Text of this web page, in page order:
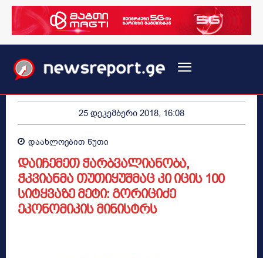
25 დეკემბერი 2018, 16:08
დაახლოებით წუთი
დაიჩემეთ ჭარბვალიანობა,
ჭკვიანმა თუთიყუშმაც კი იცის 100
სიტყვაზე მეტი: გორიციძე
ეკონომიკის მინისტრს